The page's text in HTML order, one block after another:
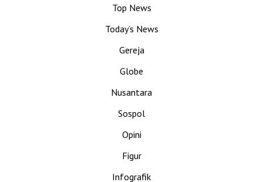
Top News
Today’s News
Gereja
Globe
Nusantara
Sospol
Opini
Figur
Infografik